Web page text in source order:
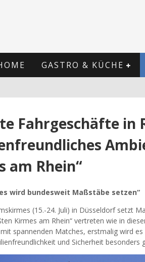
GASTRO & KÜCHE
Fahrgeschäfte in
am Rhein“
wird bundesweit Maßstäbe setzen“
(15.-24. Juli) in Düsseldorf setzt
Kirmes am Rhein“ vertreten wie in
spannenden Matches, erstmalig wird
und Sicherheit besonders